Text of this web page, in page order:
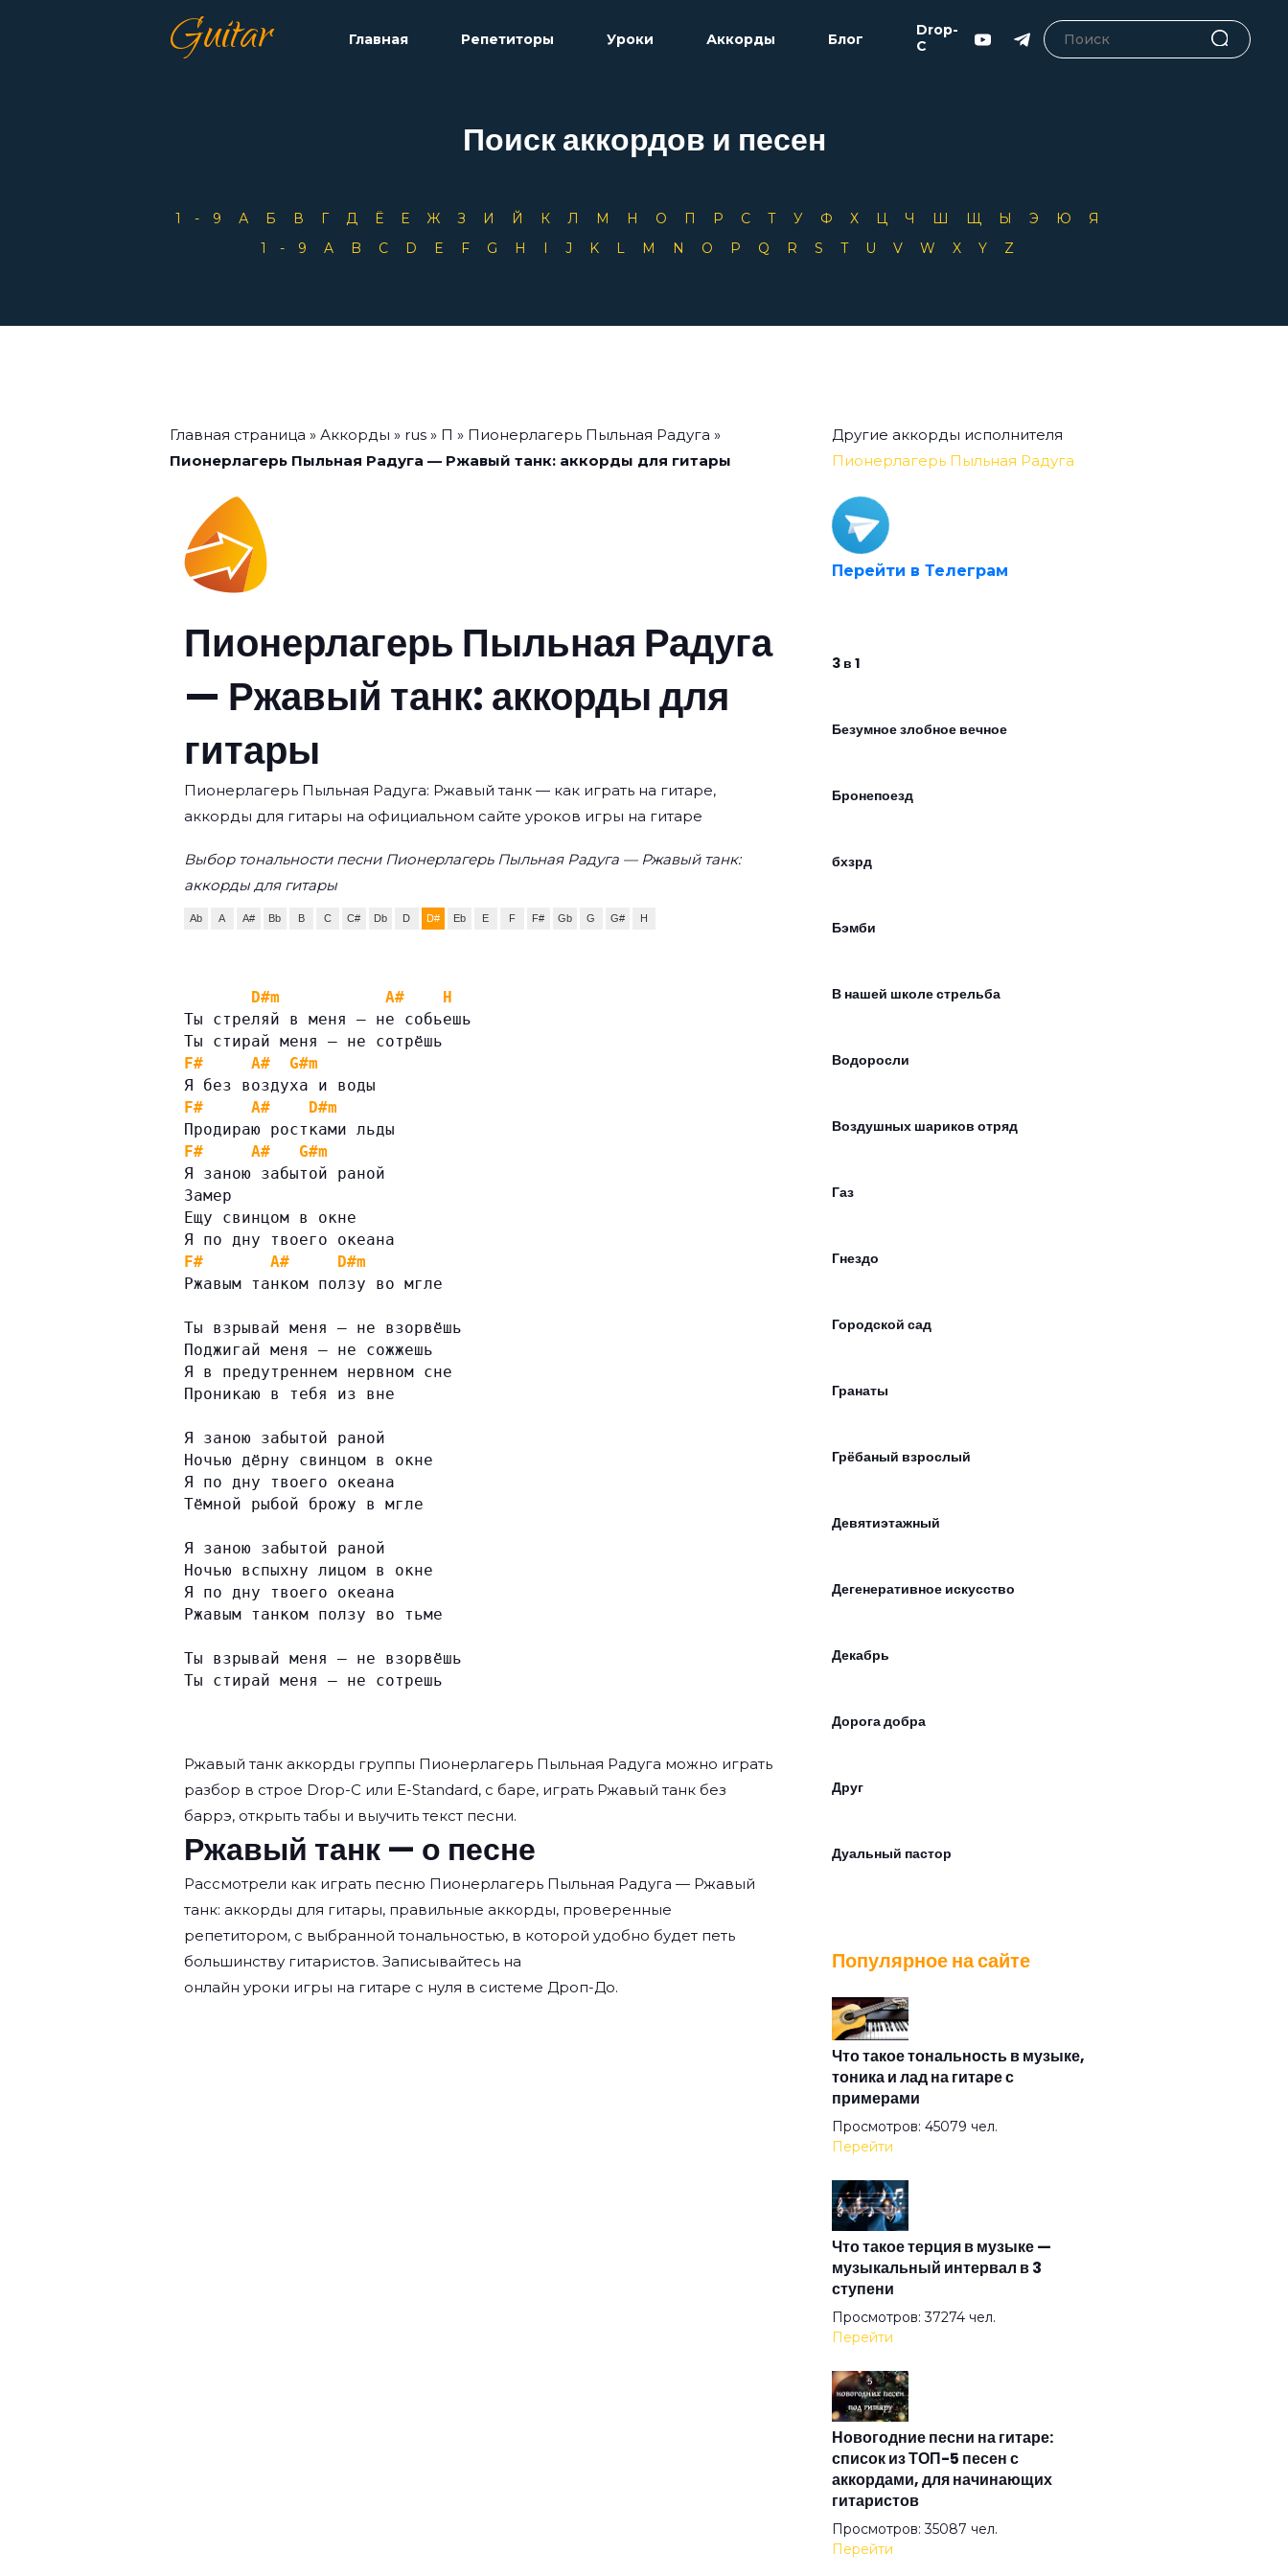
Guitar Главная Репетиторы Уроки Аккорды Блог
Drop-
C
Поиск аккордов и песен
1-9 А Б В Г Д Ё Е Ж З И Й К Л М Н О П Р С Т У Ф Х Ц Ч Ш Щ Ы Э Ю
Я
1-9
A B C D E F G H I J K L M N O P Q R S T U V W X Y Z
Главная страница » Аккорды » rus » П » Пионерлагерь Пыльная Радуга »
Пионерлагерь Пыльная Радуга — Ржавый танк: аккорды для гитары
Пионерлагерь Пыльная Радуга
— Ржавый танк: аккорды для
гитары
Пионерлагерь Пыльная Радуга: Ржавый танк — как играть на гитаре,
аккорды для гитары на официальном сайте уроков игры на гитаре
Выбор тональности песни Пионерлагерь Пыльная Радуга — Ржавый танк:
аккорды для гитары
Ab A A# Bb B C C# Db D D# Eb E F F# Gb G G# H
D#m A#
H
Ты стреляй в меня — не собьешь
Ты стирай меня — не сотрёшь
F#
A#
G#m
Я без воздуха и воды
F#
A#
D#m
Продираю ростками льды
F#
A#
G#m
Я заною забытой раной
Замер
Ещу свинцом в окне
Я по дну твоего океана
F#
A#
D#m
Ржавым танком ползу во мгле
Ты взрывай меня — не взорвёшь
Поджигай меня — не сожжешь
Я в предутреннем нервном сне
Проникаю в тебя из вне
Я заною забытой раной
Ночью дёрну свинцом в окне
Я по дну твоего океана
Тёмной рыбой брожу в мгле
Я заною забытой раной
Ночью вспыхну лицом в окне
Я по дну твоего океана
Ржавым танком ползу во тьме
Ты взрывай меня — не взорвёшь
Ты стирай меня — не сотрешь
Ржавый танк аккорды группы Пионерлагерь Пыльная Радуга можно играть
разбор в строе Drop-C или E-Standard, с баре, играть Ржавый танк без
баррэ, открыть табы и выучить текст песни.
Ржавый танк — о песне
Рассмотрели как играть песню Пионерлагерь Пыльная Радуга — Ржавый
танк: аккорды для гитары, правильные аккорды, проверенные
репетитором, с выбранной тональностью, в которой удобно будет петь
большинству гитаристов. Записывайтесь на
онлайн уроки игры на гитаре с нуля в системе Дроп-До.
Другие аккорды исполнителя
Пионерлагерь Пыльная Радуга
Перейти в Телеграм
3 в 1
Безумное злобное вечное
Бронепоезд
бхзрд
Бэмби
В нашей школе стрельба
Водоросли
Воздушных шариков отряд
Газ
Гнездо
Городской сад
Гранаты
Грёбаный взрослый
Девятиэтажный
Дегенеративное искусство
Декабрь
Дорога добра
Друг
Дуальный пастор
Зеркало
Инфрасерое небо
Кавычки
Картинки
Каша
Кленовый сироп
Космос ближе
Лампа в решетке
Популярное на сайте
Что такое тональность в музыке,
тоника и лад на гитаре с
примерами
Просмотров: 45079 чел.
Перейти
Что такое терция в музыке —
музыкальный интервал в 3
ступени
Просмотров: 37274 чел.
Перейти
Новогодние песни на гитаре:
список из ТОП-5 песен с
аккордами, для начинающих
гитаристов
Просмотров: 35087 чел.
Перейти